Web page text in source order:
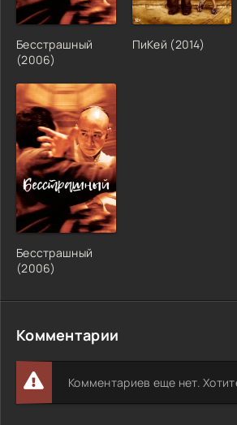
Бесстрашный
(2006)
ПиКей (2014)
Бесстрашный
(2006)
Комментарии
Комментариев еще нет.